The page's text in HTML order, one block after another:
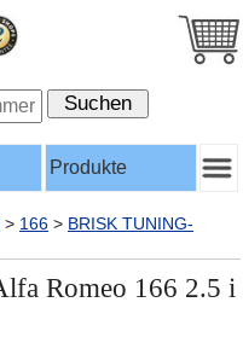
Produkte
> 166 > BRISK TUNING-
Romeo 166 2.5 i